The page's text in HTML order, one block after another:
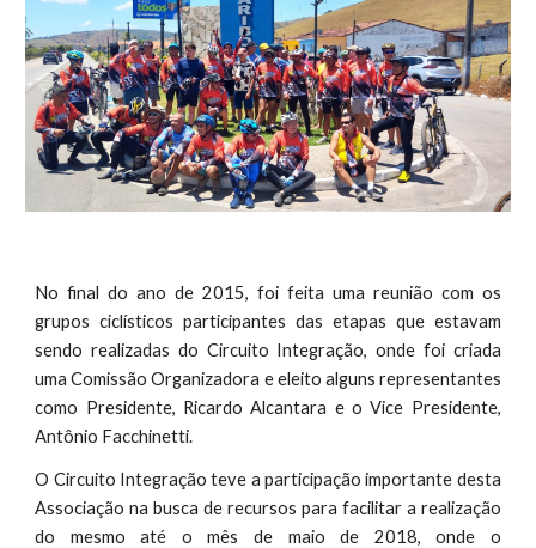
No final do ano de 2015, foi feita uma reunião com os
grupos ciclísticos participantes das etapas que estavam
sendo realizadas do Circuito Integração, onde foi criada
uma Comissão Organizadora e eleito alguns representantes
como Presidente, Ricardo Alcantara e o Vice Presidente,
Antônio Facchinetti.
O Circuito Integração teve a participação importante desta
Associação na busca de recursos para facilitar a realização
do mesmo até o mês de maio de 2018, onde o